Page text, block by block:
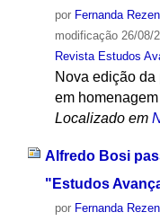
por Fernanda
modificação26/08/
Revista Estudos
Nova edição
em
Localizado em
Alfredo Bosi
"Estudos
por Fernanda